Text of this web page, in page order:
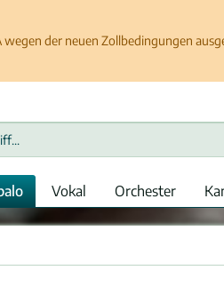
der neuen Zollbedingungen
Vokal Orchester